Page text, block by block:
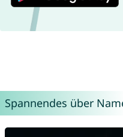
Spannendes über